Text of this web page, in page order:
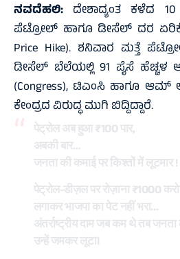
ನವದೆಹಲಿ: ದೇಶಾದ್ಯಂತ ಕಳೆದ
ಪೆಟ್ರೋಲ್ ಹಾಗೂ ಡೀಸೆಲ್ ದರ
Price Hike). ಶನಿವಾರ ಮತ್ತೆ
ಡೀಸೆಲ್ ಬೆಲೆಯಲ್ಲಿ 91 ಪೈಸೆ ಹೆಚ್ಚಳ
(Congress), ಟಿಎಂಸಿ ಹಾಗೂ
ಕೇಂದ್ರದ ವಿರುದ್ಧ ಮುಗಿ ಬಿದ್ದಿದ್ದಾರೆ.
पेट्रोल अब हुआ ₹100 पार,
अबकी बार…
जनता की कमाई पर किश्तों में लूटमार !
पेट्रोल-डीज़ल पर रोज़ाना ₹1000
लगाकर भाजपा का पेट नहीं भरा…
अंतर्राष्ट्रीय दाम जब कम थे तब जनता
उन्हें जमकर लूटा।